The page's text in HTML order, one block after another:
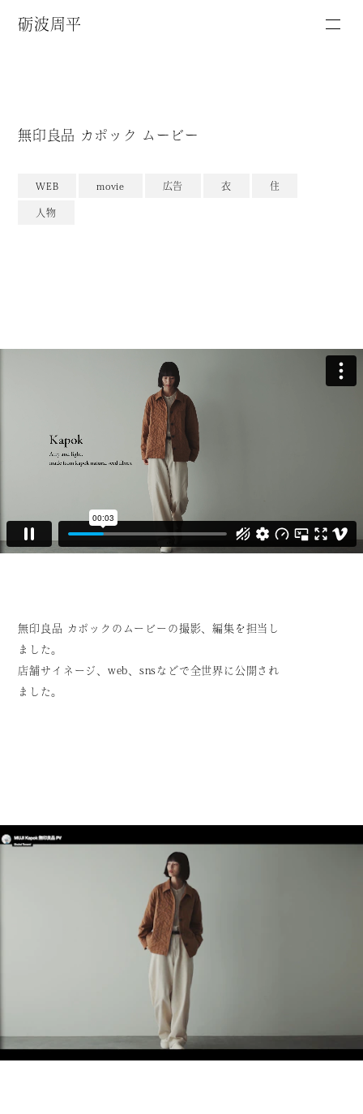
砺波周平
無印良品 カポック ムービー
WEB movie 広告 衣 住
人物
無印良品 カポックのムービーの撮影、編集を担当し
ました。
店舗サイネージ、web、snsなどで全世界に公開され
ました。